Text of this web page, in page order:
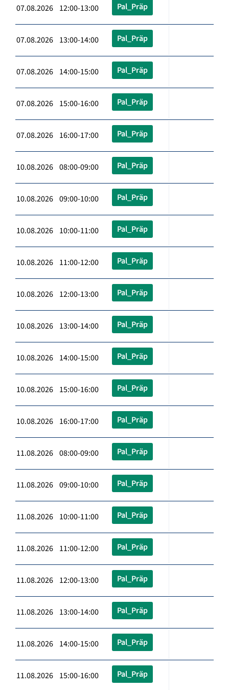
07.08.2026 12:00-13:00 Pal_Präp
07.08.2026 13:00-14:00 Pal_Präp
07.08.2026 14:00-15:00 Pal_Präp
07.08.2026 15:00-16:00 Pal_Präp
07.08.2026 16:00-17:00 Pal_Präp
10.08.2026 08:00-09:00 Pal_Präp
10.08.2026 09:00-10:00 Pal_Präp
10.08.2026 10:00-11:00 Pal_Präp
10.08.2026 11:00-12:00 Pal_Präp
10.08.2026 12:00-13:00 Pal_Präp
10.08.2026 13:00-14:00 Pal_Präp
10.08.2026 14:00-15:00 Pal_Präp
10.08.2026 15:00-16:00 Pal_Präp
10.08.2026 16:00-17:00 Pal_Präp
11.08.2026 08:00-09:00 Pal_Präp
11.08.2026 09:00-10:00 Pal_Präp
11.08.2026 10:00-11:00 Pal_Präp
11.08.2026 11:00-12:00 Pal_Präp
11.08.2026 12:00-13:00 Pal_Präp
11.08.2026 13:00-14:00 Pal_Präp
11.08.2026 14:00-15:00 Pal_Präp
11.08.2026 15:00-16:00 Pal_Präp